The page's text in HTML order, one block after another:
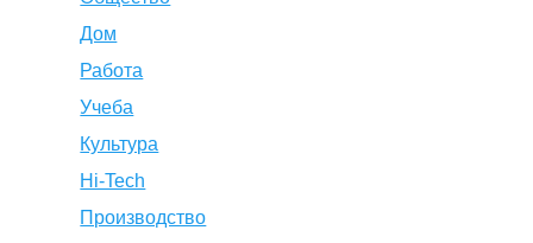
Дом
Работа
Учеба
Культура
Hi-Tech
Производство